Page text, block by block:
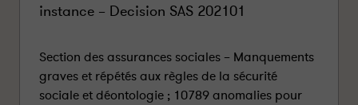
instance – Decision SAS 202101
Section des assurances sociales – Manquements
graves et répétés aux règles de la sécurité
sociale et déontologie ; 10789 anomalies pour